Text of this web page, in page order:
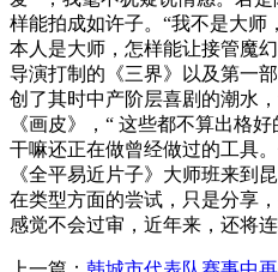
样能拍成如许子。“我不是大师
本人是大师，怎样能让接管魔
导演打制的《三界》以及第一
创了其时中产阶层喜剧的潮水
《画皮》，“ 这些都不算出格
干嘛还正在做曾经做过的工具
《全平易近片子》大师班来到
在类型方面的尝试，只是分享
感觉不会过审，近年来，还将